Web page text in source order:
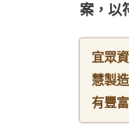
案，以
宜眾
慧製
有豐